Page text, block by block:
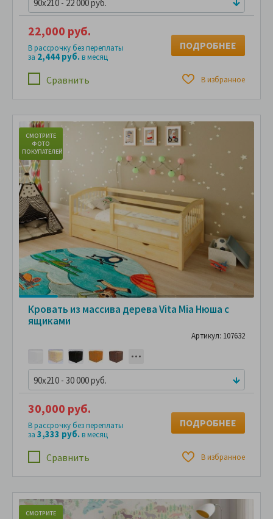
90x210 - 22 000 руб.
Сравнить В избранное
22,000 руб.
В рассрочку без переплаты
за 2,444 руб.в месяц
ПОДРОБНЕЕ
СМОТРИТЕ
ФОТО
ПОКУПАТЕЛЕЙ
Кровать из массива дерева Vita Mia Нюша с
ящиками
Артикул: 107632
90x210 - 30 000 руб.
Сравнить В избранное
30,000 руб.
В рассрочку без переплаты
за 3,333 руб.в месяц
ПОДРОБНЕЕ
СМОТРИТЕ